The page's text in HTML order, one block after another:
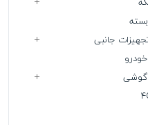
جانبی
گوشی